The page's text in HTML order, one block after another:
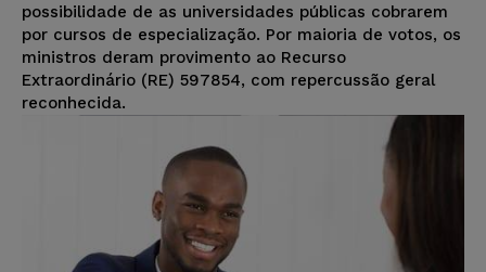
possibilidade de as universidades públicas cobrarem
por cursos de especialização. Por maioria de votos, os
ministros deram provimento ao Recurso
Extraordinário (RE) 597854, com repercussão geral
reconhecida.